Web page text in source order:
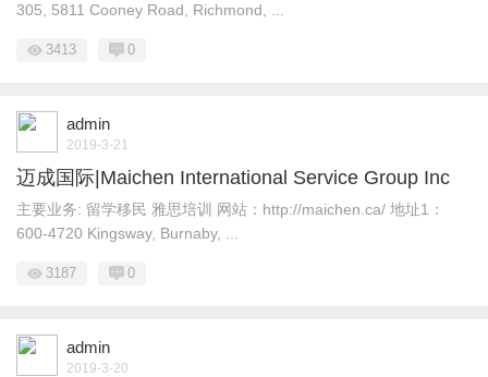
305, 5811 Cooney Road, Richmond, ...
3413 0
admin
2019-3-21
迈成国际|Maichen International Service Group Inc
主要业务: 留学移民 雅思培训 网站：http://maichen.ca/ 地址1：
600-4720 Kingsway, Burnaby, ...
3187 0
admin
2019-3-20